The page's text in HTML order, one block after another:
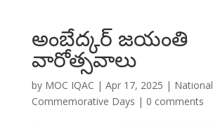
అంబేద్కర్ జయంతి
వారోత్సవాలు
by MOC IQAC | Apr 17, 2025 | National
Commemorative Days | 0 comments